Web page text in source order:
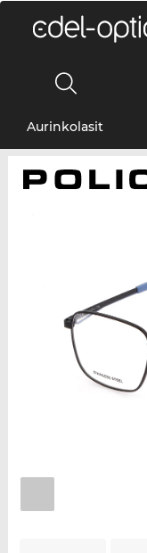
Aurinkolasit